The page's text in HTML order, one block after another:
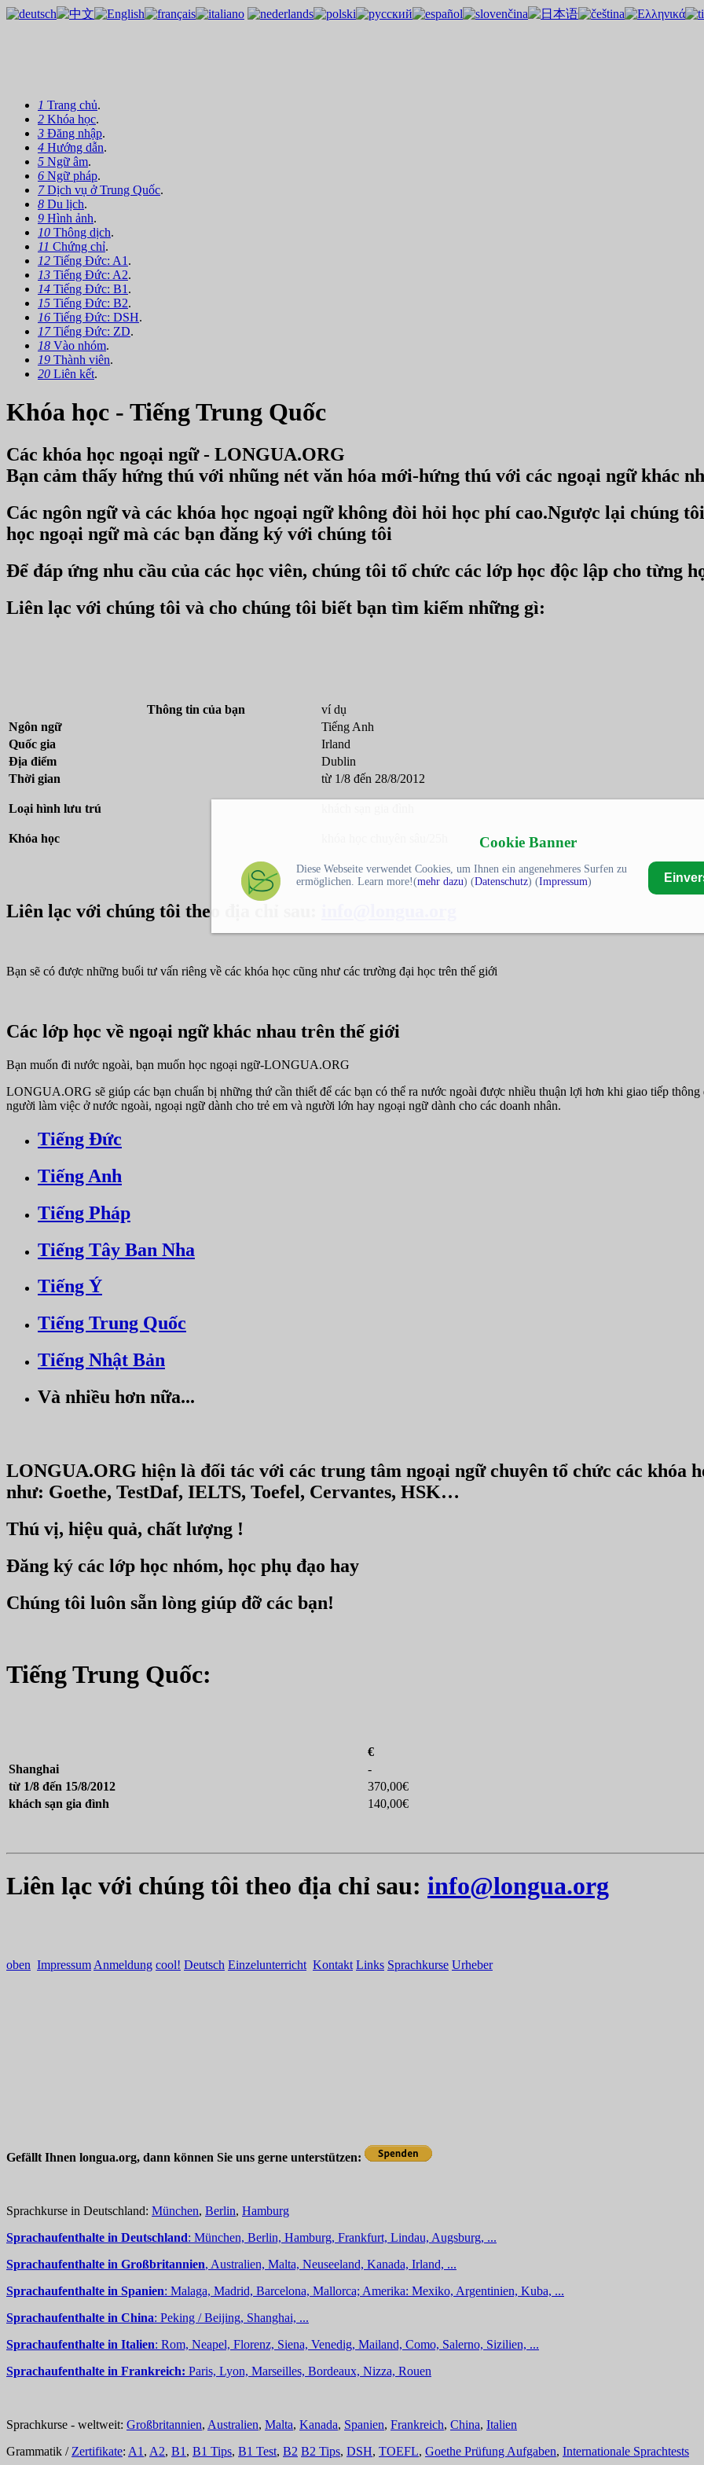
1 Trang chủ.
2 Khóa học.
3 Đăng nhập.
4 Hướng dẫn.
5 Ngữ âm.
6 Ngữ pháp.
7Dịch vụ ở Trung Quốc.
8 Du lịch.
9 Hình ảnh.
10 Thông dịch.
11 Chứng chỉ.
12 Tiếng Đức: A1 .
13 Tiếng Đức: A2.
14 Tiếng Đức: B1 .
15 Tiếng Đức: B2.
16 Tiếng Đức: DSH.
17Tiếng Đức: ZD.
18 Vào nhóm.
19 Thành viên.
20 Liên kết.
Cookie Banner
Diese Webseite verwendet Cookies, um Ihnen ein angenehmeres Surfen zu
ermöglichen. Learn more!(mehr dazu) (Datenschutz) (Impressum)
Khóa học - Tiếng Trung Quốc
Các khóa học ngoại ngữ - LONGUA.ORG
Bạn cảm thấy hứng thú với nhũng nét văn hóa mới-hứng thú với các ngoại ngữ khác
Các ngôn ngữ và các khóa học ngoại ngữ không đòi hỏi học phí cao.Ngược lại chúng
học ngoại ngữ mà các bạn đăng ký với chúng tôi
Để đáp ứng nhu cầu của các học viên, chúng tôi tổ chức các lớp học độc lập cho từng
Liên lạc với chúng tôi và cho chúng tôi biết bạn tìm kiếm những gì:
Thông tin của bạn
ví dụ
Ngôn ngữ
Tiếng Anh
Quốc gia
Irland
Địa điểm
Dublin
Thời gian
từ 1/8 đến 28/8/2012
Loại hình lưu trú
Khóa học
Liên lạc với chúng tôi theo địa chỉ sau:
Bạn sẽ có được những buổi tư vấn riêng về các khóa học cũng như các trường đại học trên thế giới
Các lớp học về ngoại ngữ khác nhau trên thế giới
Bạn muốn đi nước ngoài, bạn muốn học ngoại ngữ-LONGUA.ORG
LONGUA.ORG sẽ giúp các bạn chuẩn bị những thứ cần thiết để các bạn có thể ra nước ngoài được nhiều thuận lợi hơn khi giao tiếp
người làm việc ở nước ngoài, ngoại ngữ dành cho trẻ em và người lớn hay ngoại ngữ dành cho các doanh nhân.
Tiếng Đức
Tiếng Anh
Tiếng Pháp
Tiếng Tây Ban Nha
Tiếng Ý
Tiếng Trung Quốc
Tiếng Nhật Bản
Và nhiều hơn nữa...
LONGUA.ORG hiện là đối tác với các trung tâm ngoại ngữ chuyên tổ chức các khóa
như: Goethe, TestDaf, IELTS, Toefel, Cervantes, HSK…
Thú vị, hiệu quả, chất lượng !
Đăng ký các lớp học nhóm, học phụ đạo hay
Chúng tôi luôn sẵn lòng giúp đỡ các bạn!
Tiếng Trung Quốc:
€
Shanghai
-
từ 1/8 đến 15/8/2012
370,00€
khách sạn gia đình
140,00€
Liên lạc với chúng tôi theo địa chỉ sau: info@longua.org
oben Impressum Anmeldung cool! Deutsch Einzelunterricht Kontakt Links Sprachkurse Urheber
Gefällt Ihnen longua.org, dann können Sie uns gerne unterstützen:
Sprachkurse in Deutschland: München, Berlin, Hamburg
Sprachaufenthalte in Deutschland: München, Berlin, Hamburg, Frankfurt, Lindau, Augsburg, ...
Sprachaufenthalte in Großbritannien, Australien, Malta, Neuseeland, Kanada, Irland, ...
Sprachaufenthalte in Spanien: Malaga, Madrid, Barcelona, Mallorca; Amerika: Mexiko, Argentinien, Kuba, ...
Sprachaufenthalte in China: Peking / Beijing, Shanghai, ...
Sprachaufenthalte in Italien: Rom, Neapel, Florenz, Siena, Venedig, Mailand, Como, Salerno, Sizilien, ...
Sprachaufenthalte in Frankreich: Paris, Lyon, Marseilles, Bordeaux, Nizza, Rouen
Sprachkurse - weltweit: Großbritannien, Australien, Malta, Kanada, Spanien, Frankreich, China, Italien
Grammatik / Zertifikate: A1 , A2, B1 , B1 Tips, B1 Test, B2 B2 Tips, DSH, TOEFL, Goethe Prüfung Aufgaben, Internationale Sprachtests